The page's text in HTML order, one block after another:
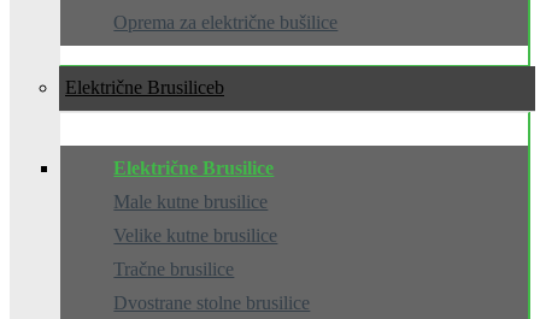
Oprema za električne bušilice
Električne Brusilice
Električne Brusilice
Male kutne brusilice
Velike kutne brusilice
Tračne brusilice
Dvostrane stolne brusilice